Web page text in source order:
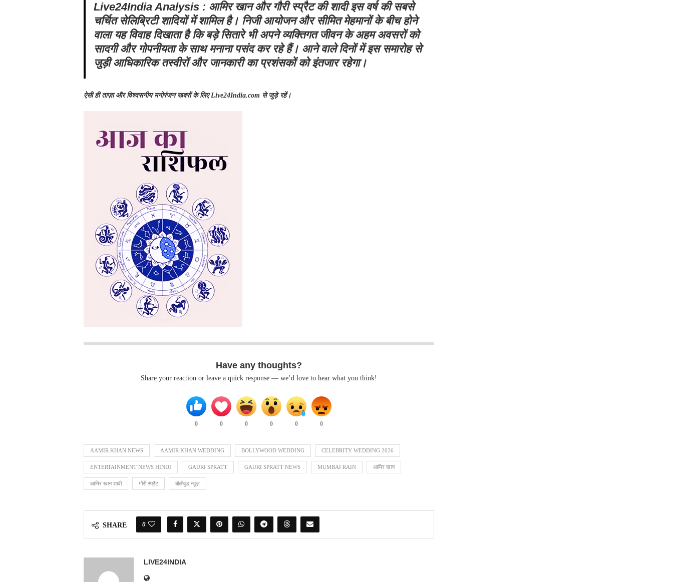
Live24India Analysis : आमिर खान और गौरी स्प्रैट की शादी इस वर्ष की सबसे
चर्चित सेलिब्रिटी शादियों में शामिल है। निजी आयोजन और सीमित मेहमानों के बीच होने
वाला यह विवाह दिखाता है कि बड़े सितारे भी अपने व्यक्तिगत जीवन के अहम अवसरों को
सादगी और गोपनीयता के साथ मनाना पसंद कर रहे हैं। आने वाले दिनों में इस समारोह से
जुड़ी आधिकारिक तस्वीरों और जानकारी का प्रशंसकों को इंतजार रहेगा।
ऐसी ही ताज़ा और विश्वसनीय मनोरंजन खबरों के लिए Live24India.com से जुड़े रहें।
Have any thoughts?
Share your reaction or leave a quick response — we’d love to hear what you think!
0 0 0 0 0 0
AAMIR KHAN NEWS AAMIR KHAN WEDDING BOLLYWOOD WEDDING CELEBRITY WEDDING 2026
ENTERTAINMENT NEWS HINDI GAURI SPRATT GAURI SPRATT NEWS MUMBAI RAIN आमिर खान
आमिर खान शादी गौरी स्प्रैट बॉलीवुड न्यूज़
SHARE 0
LIVE24INDIA